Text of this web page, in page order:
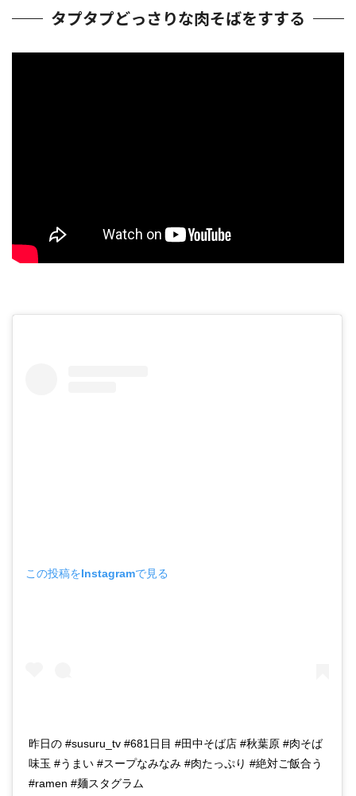
タプタプどっさりな肉そばをすする
この投稿をInstagramで見る
昨日の #susuru_tv #681日目 #田中そば店 #秋葉原 #肉そば
味玉 #うまい #スープなみなみ #肉たっぷり #絶対ご飯合う
#ramen #麺スタグラム